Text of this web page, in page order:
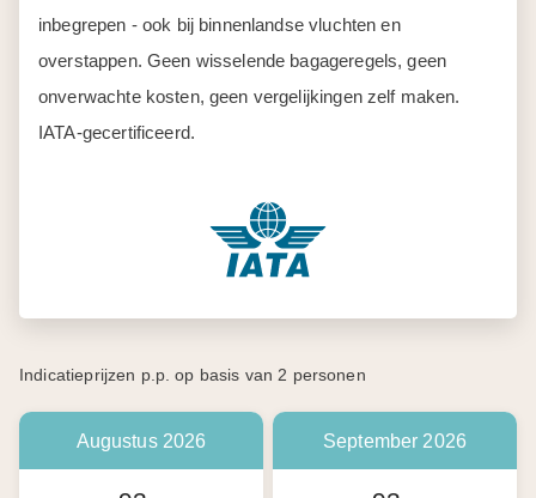
inbegrepen - ook bij binnenlandse vluchten en
overstappen. Geen wisselende bagageregels, geen
onverwachte kosten, geen vergelijkingen zelf maken.
IATA-gecertificeerd.
Indicatieprijzen p.p. op basis van 2 personen
Augustus 2026 September 2026